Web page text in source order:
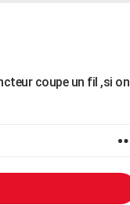
coupe un fil ,si on